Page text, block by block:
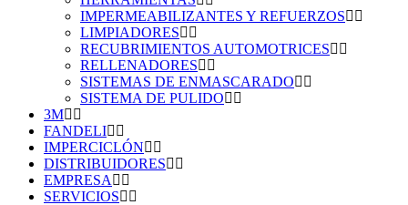
IMPERMEABILIZANTES Y REFUERZOS
LIMPIADORES
RECUBRIMIENTOS AUTOMOTRICES
RELLENADORES
SISTEMAS DE ENMASCARADO
SISTEMA DE PULIDO
3M
FANDELI
IMPERCICLÓN
DISTRIBUIDORES
EMPRESA
SERVICIOS